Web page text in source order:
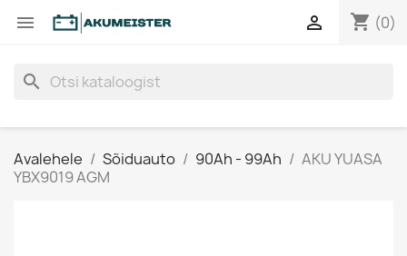
 shopping_cart (0)

search
Avalehele Sõiduauto 90Ah - 99Ah
AKU YUASA
YBX9019 AGM